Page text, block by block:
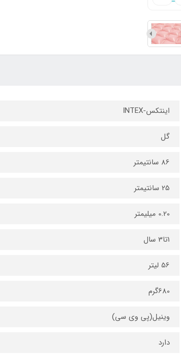
اینتکس-INTEX
گل
86 سانتیمتر
25 سانتیمتر
0.20 میلیمتر
1تا3 سال
56 لیتر
680گرم
وینیل(پی وی سی)
دارد